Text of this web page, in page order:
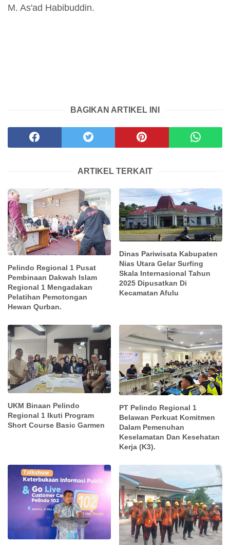
M. As'ad Habibuddin.
BAGIKAN ARTIKEL INI
ARTIKEL TERKAIT
Pelindo Regional 1 Pusat
Pembinaan Dakwah Islam
Regional 1 Mengadakan
Pelatihan Pemotongan
Hewan Qurban.
Dinas Pariwisata Kabupaten
Nias Utara Gelar Surfing
Skala Internasional Tahun
2025 Dipusatkan Di
Kecamatan Afulu
UKM Binaan Pelindo
Regional 1 Ikuti Program
Short Course Basic Garmen
PT Pelindo Regional 1
Belawan Perkuat Komitmen
Dalam Pemenuhan
Keselamatan Dan Kesehatan
Kerja (K3).